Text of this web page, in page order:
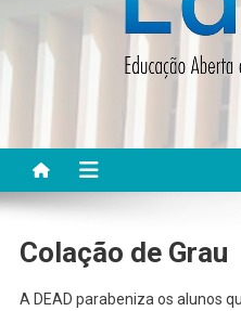
DEAD UFVJM
Colação de Grau
A DEAD parabeniza os alunos